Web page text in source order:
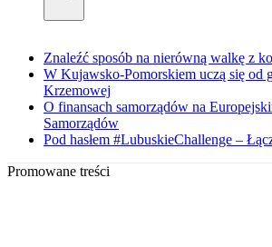
Znaleźć sposób na nierówną walkę z
W Kujawsko-Pomorskiem uczą się od
Krzemowej
O finansach samorządów na
Samorządów
Pod hasłem #LubuskieChallenge –
Promowane treści